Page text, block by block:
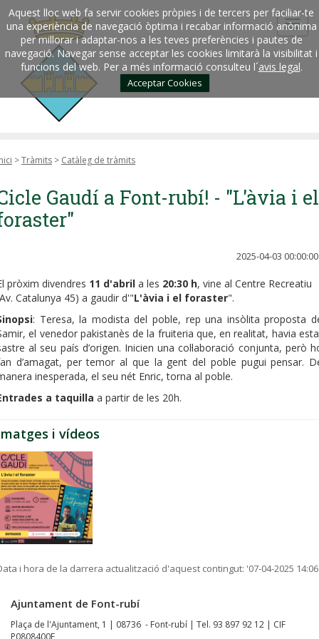
Aquest lloc web fa servir cookies pròpies i de tercers per faciliar-te
una experiència de navegació òptima i recabar informació anònima
per millorar i adaptar-nos a les teves preferències i pautes de
navegació. Navegar sense acceptar les cookies limitarà la visibilitat i
funcions del web. Per a més informació consulteu l´avis legal.
Acceptar Cookies
>Tràmits > Catàleg de tràmits
Gaudí a Font-rubí! - "L'àvia i el
2025-04-03 00:00:00
pròxim divendres 11 d'abril a les 20:30 h, vine al Centre Recreatiu
Catalunya 45) a gaudir d'"L'àvia i el foraster".
: Teresa, la modista del poble, rep una insòlita proposta
el venedor pakistanès de la fruiteria que, en realitat, havia
al seu país d’origen. Inicien una col·laboració conjunta, però
d’amagat, per temor al que la gent del poble pugui pensar.
inesperada, el seu nét Enric, torna al poble.
a taquilla a partir de les 20h.
i vídeos
i hora de la darrera actualització d'aquest contingut: '07-04-2025 14:06
Ajuntament de Font-rubí
Plaça de l'Ajuntament, 1 | 08736 - Font-rubí | Tel. 93 897 92 12 | CIF
P0808400F